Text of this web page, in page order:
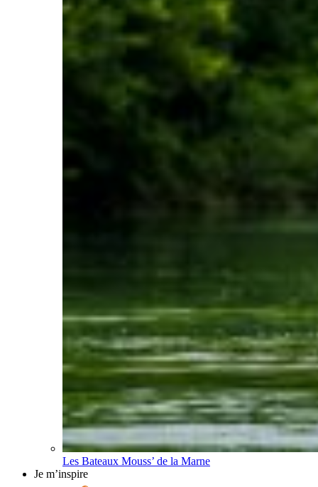
Les Bateaux Mouss’ de la Marne
Je m’inspire